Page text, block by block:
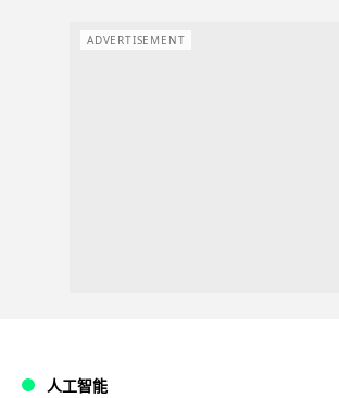
ADVERTISEMENT
人工智能